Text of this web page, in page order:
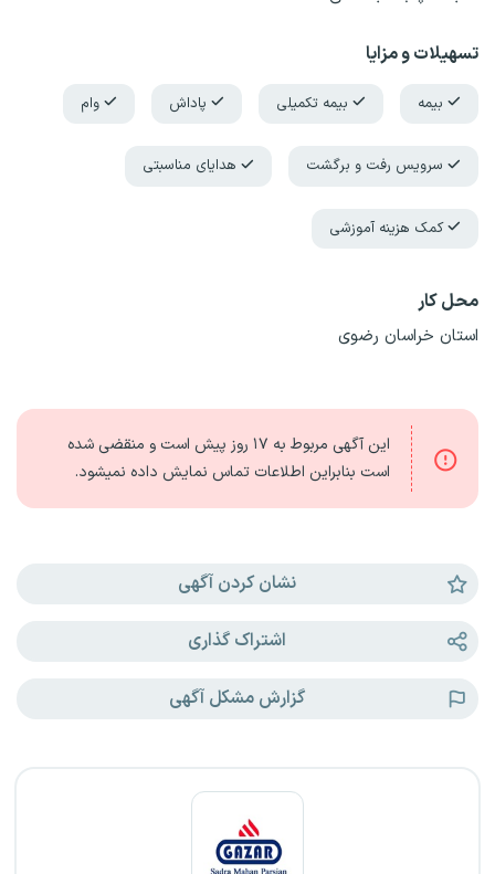
تسهیلات و مزایا
بیمه بیمه تکمیلی پاداش وام
سرویس رفت و برگشت هدایای مناسبتی
کمک هزینه آموزشی
محل کار
استان خراسان رضوی
این آگهی مربوط به ۱۷ روز
پیش است و منقضی شده
است بنابراین اطلاعات تماس نمایش داده نمیشود.
نشان کردن آگهی
اشتراک گذاری
گزارش مشکل آگهی